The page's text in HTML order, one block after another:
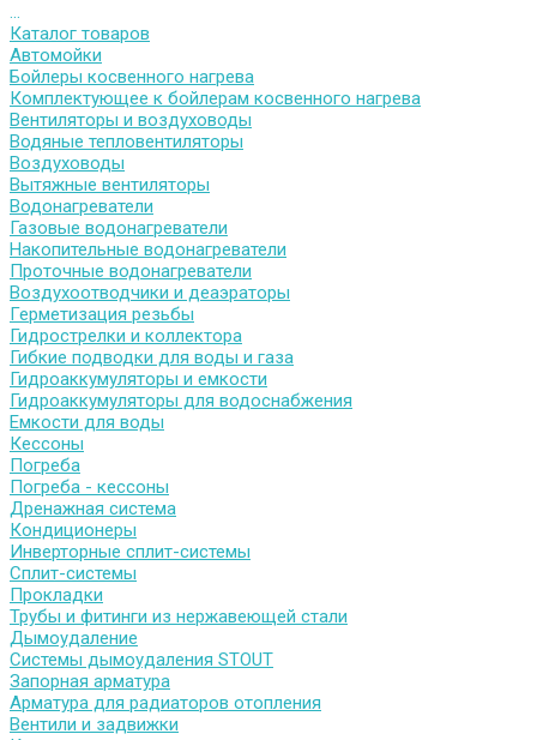
...
Каталог товаров
Автомойки
Бойлеры косвенного нагрева
Комплектующее к бойлерам косвенного нагрева
Вентиляторы и воздуховоды
Водяные тепловентиляторы
Воздуховоды
Вытяжные вентиляторы
Водонагреватели
Газовые водонагреватели
Накопительные водонагреватели
Проточные водонагреватели
Воздухоотводчики и деаэраторы
Герметизация резьбы
Гидрострелки и коллектора
Гибкие подводки для воды и газа
Гидроаккумуляторы и емкости
Гидроаккумуляторы для водоснабжения
Емкости для воды
Кессоны
Погреба
Погреба - кессоны
Дренажная система
Кондиционеры
Инверторные сплит-системы
Сплит-системы
Прокладки
Трубы и фитинги из нержавеющей стали
Дымоудаление
Системы дымоудаления STOUT
Запорная арматура
Арматура для радиаторов отопления
Вентили и задвижки